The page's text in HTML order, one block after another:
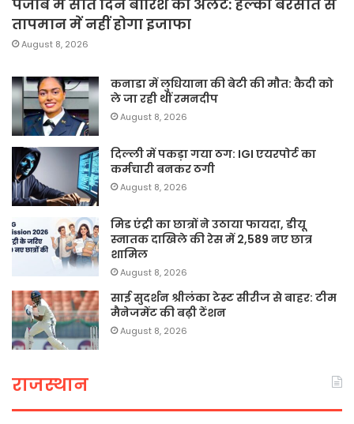
पंजाब में सात दिन बारिश का अलर्ट: हल्की बरसात से
तापमान में नहीं होगा इजाफा
August 8, 2026
कनाडा में लुधियाना की बेटी की माैत: कैदी को
ले जा रही थीं रमनदीप
August 8, 2026
दिल्ली में पकड़ा गया ठग: IGI एयरपोर्ट का
कर्मचारी बनकर ठगी
August 8, 2026
मिड एंट्री का छात्रों ने उठाया फायदा, डीयू
स्नातक दाखिले की रेस में 2,589 नए छात्र
शामिल
August 8, 2026
साई सुदर्शन श्रीलंका टेस्ट सीरीज से बाहर: टीम
मैनेजमेंट की बढ़ी टेंशन
August 8, 2026
राजस्थान